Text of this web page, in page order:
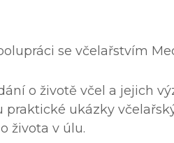
se včelařstvím
o životě včel a jejich
praktické ukázky
života v úlu.